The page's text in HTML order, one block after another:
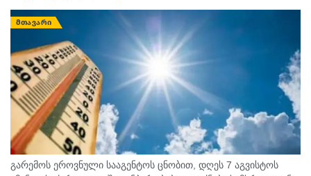
ᲛᲗᲐᲕᲐᲠᲘ
გარემოს ეროვნული სააგენტოს ცნობით, დღეს 7 აგვისტოს